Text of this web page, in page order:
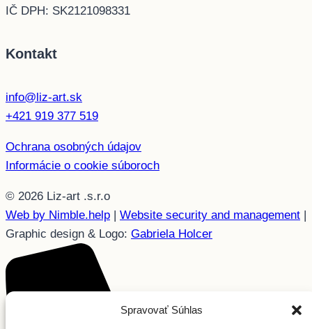
Spravovať Súhlas
IČ DPH: SK2121098331
Kontakt
info@liz-art.sk
+421 919 377 519
Ochrana osobných údajov
Informácie o cookie súboroch
© 2026 Liz-art .s.r.o
Web by Nimble.help | Website security and management |
Graphic design & Logo: Gabriela Holcer